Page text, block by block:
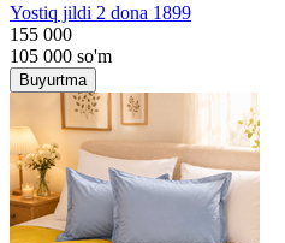
Yostiq jildi 2 dona 1899
155 000
105 000 so'm
Buyurtma